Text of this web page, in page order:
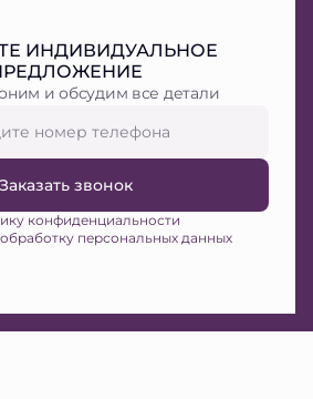
ИНДИВИДУАЛЬНОЕ
и обсудим все детали
Заказать звонок
конфиденциальности
обработку персональных данных